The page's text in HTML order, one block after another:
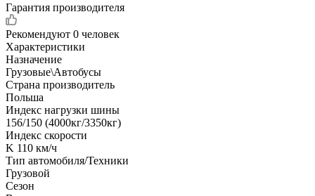
Гарантия производителя
Рекомендуют 0 человек
Характеристики
Назначение
Грузовые\Автобусы
Страна производитель
Польша
Индекс нагрузки шины
156/150 (4000кг/3350кг)
Индекс скорости
K 110 км/ч
Тип автомобиля/Техники
Грузовой
Сезон